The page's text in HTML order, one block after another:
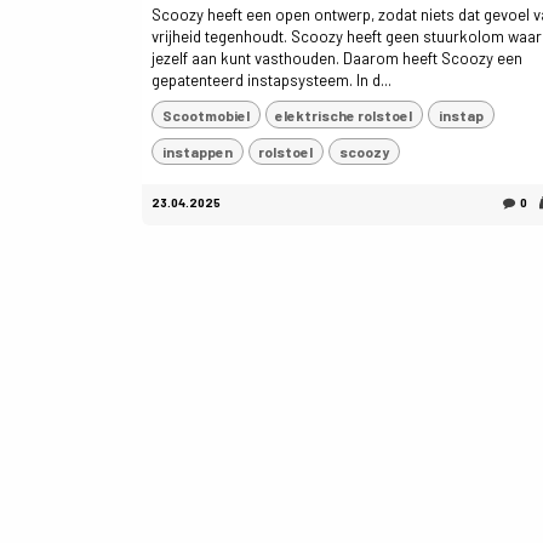
Scoozy heeft een open ontwerp, zodat niets dat gevoel
vrijheid tegenhoudt. Scoozy heeft geen stuurkolom
jezelf aan kunt vasthouden. Daarom heeft Scoozy een
gepatenteerd instapsysteem. In d...
Scootmobiel elektrische rolstoel instap
instappen rolstoel scoozy
23.04.2025 0